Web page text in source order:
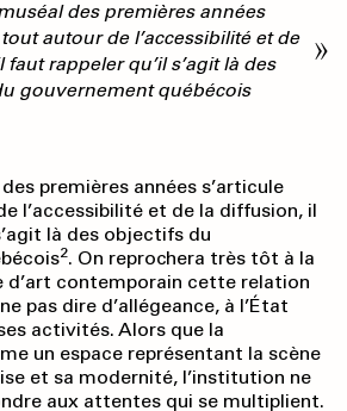
des premières années
autour de l’accessibilité et de
rappeler qu’il s’agit là des
gouvernement québécois
premières années s’articule
l’accessibilité et de la diffusion, il
là des objectifs du
2. On reprochera très tôt à la
d’art contemporain cette relation
pas dire d’allégeance, à l’État
activités. Alors que la
un espace représentant la scène
et sa modernité, l’institution ne
aux attentes qui se multiplient.